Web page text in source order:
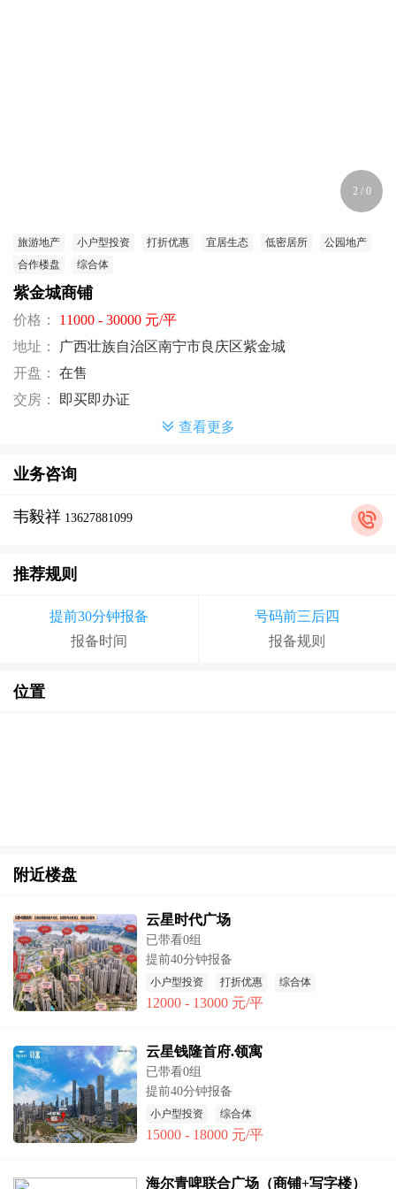
2/ 0
旅游地产 小户型投资 打折优惠 宜居生态 低密居所
公园地产
合作楼盘
综合体
紫金城商铺
价格：
11000 - 30000 元/平
地址：
广西壮族自治区南宁市良庆区紫金城
开盘：
在售
交房：
即买即办证
查看更多
业务咨询
韦毅祥 13627881099
推荐规则
提前30分钟报备
报备时间
号码前三后四
报备规则
位置
附近楼盘
云星时代广场
已带看0组
提前40分钟报备
小户型投资 打折优惠 综合体
12000 - 13000 元/平
云星钱隆首府.领寓
已带看0组
提前40分钟报备
小户型投资 综合体
15000 - 18000 元/平
海尔青啤联合广场（商铺+写字楼）